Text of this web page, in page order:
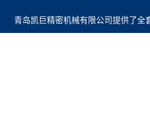
青岛凯巨精密机械有限公司提供了全